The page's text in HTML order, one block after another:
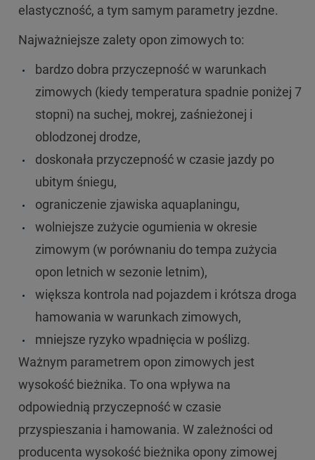
elastyczność, a tym samym parametry jezdne.
Najważniejsze zalety opon zimowych to:
bardzo dobra przyczepność w warunkach
zimowych (kiedy temperatura spadnie poniżej 7
stopni) na suchej, mokrej, zaśnieżonej i
oblodzonej drodze,
doskonała przyczepność w czasie jazdy po
ubitym śniegu,
ograniczenie zjawiska aquaplaningu,
wolniejsze zużycie ogumienia w okresie
zimowym (w porównaniu do tempa zużycia
opon letnich w sezonie letnim),
większa kontrola nad pojazdem i krótsza droga
hamowania w warunkach zimowych,
mniejsze ryzyko wpadnięcia w poślizg.
Ważnym parametrem opon zimowych jest
wysokość bieżnika. To ona wpływa na
odpowiednią przyczepność w czasie
przyspieszania i hamowania. W zależności od
producenta wysokość bieżnika opony zimowej